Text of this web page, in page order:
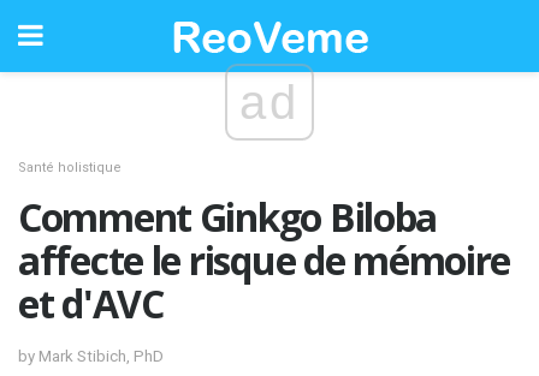
ad
Santé holistique
Comment Ginkgo Biloba
affecte le risque de mémoire
et d'AVC
by Mark Stibich, PhD